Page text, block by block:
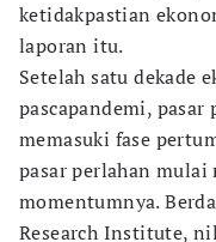
ketidakpastian
laporan itu.
Setelah satu dekade
pascapandemi,
memasuki fase
pasar perlahan
momentumnya.
Research Institute,